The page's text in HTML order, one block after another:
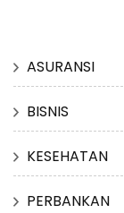
ASURANSI
BISNIS
KESEHATAN
PERBANKAN